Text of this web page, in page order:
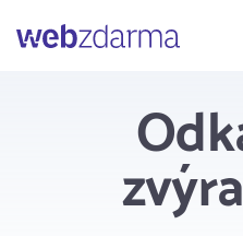
Webzdarma